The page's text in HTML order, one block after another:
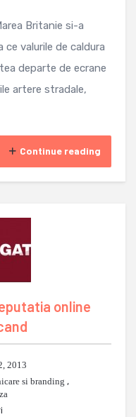
Britanie si-a
valurile de caldura
departe de ecrane
artere stradale,
Continue reading
online
2013
si branding ,